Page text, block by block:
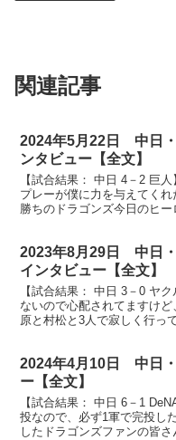
関連記事
2024年5月22日 中日・カリ
ンタビュー【全文】
【試合結果： 中日 4－2 巨
プレーが僕に力を与えてく
勝ちのドラゴンズ今日のヒ
2023年8月29日 中日
インタビュー【全文】
【試合結果： 中日 3－0 ヤ
ないので心配されてますけ
原と村松と3人で寂しく行っ
2024年4月10日 中日
ー【全文】
【試合結果： 中日 6－1
投なので、必ず1軍で完投し
したドラゴンズファンの皆